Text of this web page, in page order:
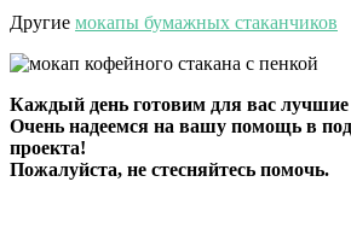
Отправить
Другие мокапы бумажных стаканчиков
Каждый день готовим для вас
Очень надеемся на вашу помощь в
проекта!
Пожалуйста, не стесняйтесь помочь.